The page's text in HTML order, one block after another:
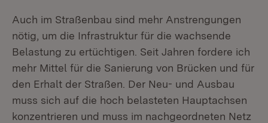
Auch im Straßenbau sind mehr Anstrengungen
nötig, um die Infrastruktur für die wachsende
Belastung zu ertüchtigen. Seit Jahren fordere ich
mehr Mittel für die Sanierung von Brücken und für
den Erhalt der Straßen. Der Neu- und Ausbau
muss sich auf die hoch belasteten Hauptachsen
konzentrieren und muss im nachgeordneten Netz